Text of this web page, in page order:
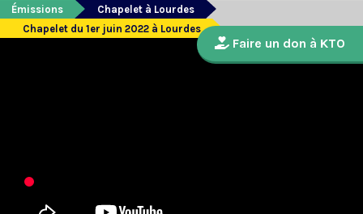
Émissions
Chapelet à Lourdes
Chapelet du 1er juin 2022 à Lourdes
Faire un don à KTO